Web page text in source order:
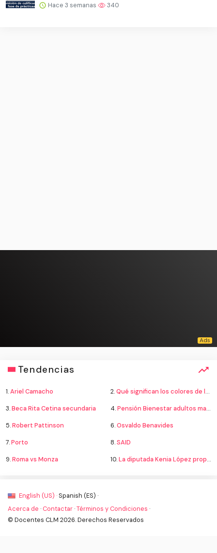
Hace 3 semanas 340
Tendencias
1.Ariel Camacho 2.Qué significan los colores de la bandera
3.Beca Rita Cetina secundaria 4.Pensión Bienestar adultos mayores
5.Robert Pattinson 6.Osvaldo Benavides
7.Porto 8.SAID
9.Roma vs Monza 10.La diputada Kenia López propone cambiar el nombre del país a México
English (US) · Spanish (ES) ·
Acerca de · Contactar ·Términos y Condiciones ·
© Docentes CLM 2026. Derechos Reservados